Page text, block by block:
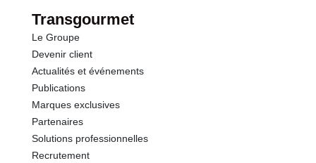
Sel
Transgourmet
Le Groupe
Devenir client
Actualités et événements
Publications
Marques exclusives
Partenaires
Solutions professionnelles
Recrutement